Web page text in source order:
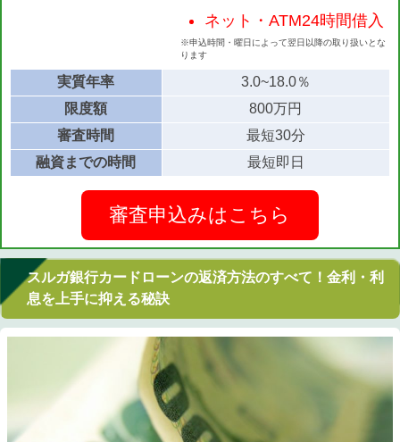
ネット・ATM24時間借入
※申込時間・曜日によって翌日以降の取り扱いとな
ります
実質年率
3.0~18.0％
限度額
800万円
審査時間
最短30分
融資までの時間
最短即日
審査申込みはこちら
スルガ銀行カードローンの返済方法のすべて！金利・利
息を上手に抑える秘訣